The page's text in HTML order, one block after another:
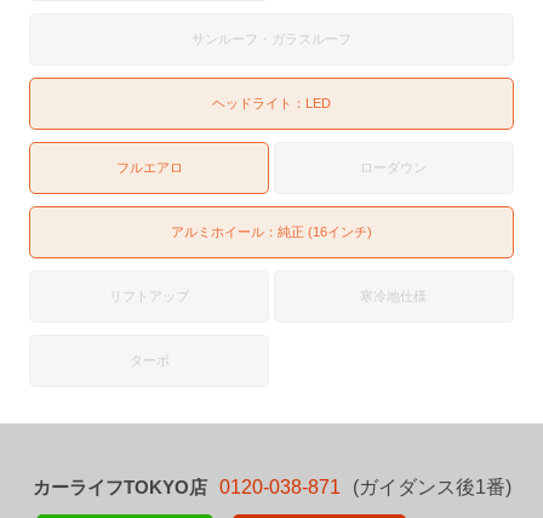
サンルーフ・ガラスルーフ
ヘッドライト： LED
フルエアロ ローダウン
アルミホイール：純正 (16インチ)
リフトアップ 寒冷地仕様
ターボ
カーライフTOKYO店 0120-038-871 (ガイダンス後1番)